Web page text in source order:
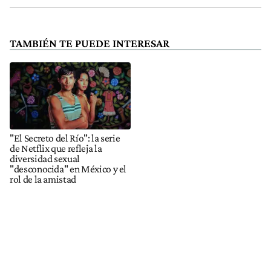
TAMBIÉN TE PUEDE INTERESAR
"El Secreto del Río": la serie
de Netflix que refleja la
diversidad sexual
"desconocida" en México y el
rol de la amistad